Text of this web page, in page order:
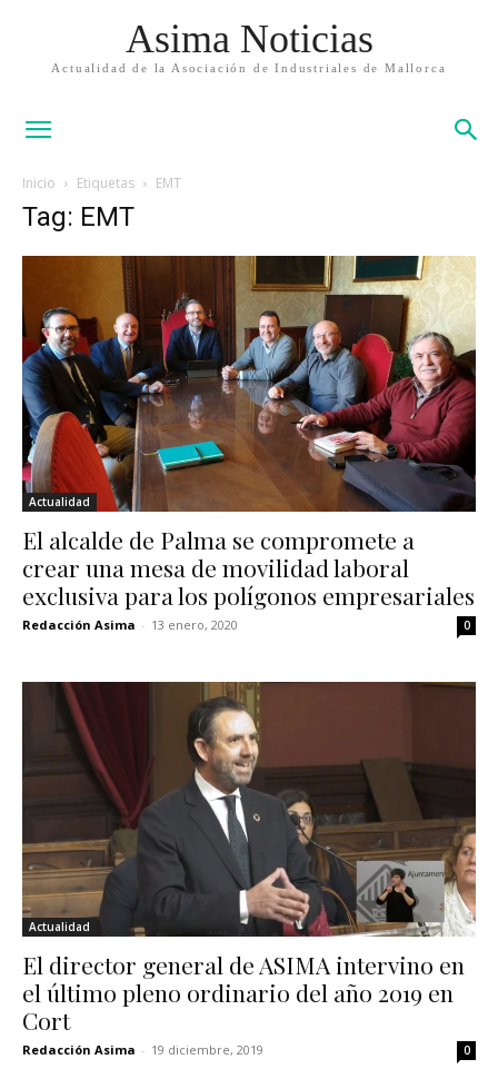
Asima Noticias
Actualidad de la Asociación de Industriales de Mallorca
Inicio Etiquetas EMT
Tag: EMT
Actualidad
El alcalde de Palma se compromete a
crear una mesa de movilidad laboral
exclusiva para los polígonos empresariales
Redacción Asima - 13 enero, 2020 0
Actualidad
El director general de ASIMA intervino en
el último pleno ordinario del año 2019 en
Cort
Redacción Asima - 19 diciembre, 2019 0